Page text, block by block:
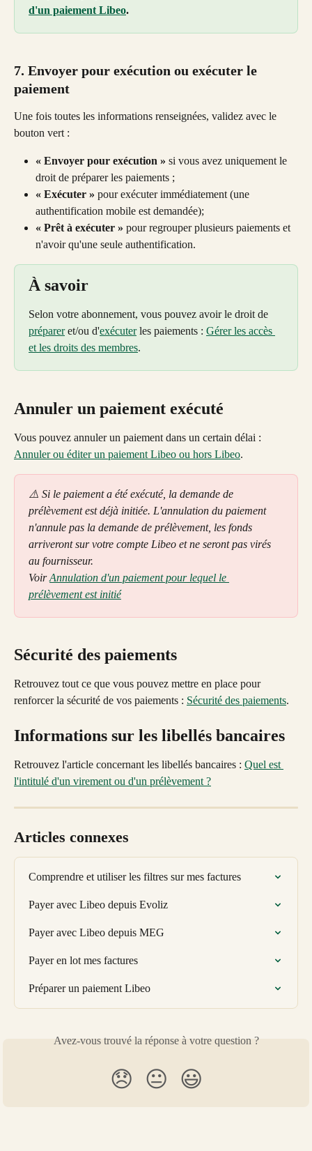
d'un paiement Libeo.
7. Envoyer pour exécution ou exécuter le
paiement
Une fois toutes les informations renseignées, validez avec le
bouton vert :
« Envoyer pour exécution » si vous avez uniquement le
droit de préparer les paiements ;
« Exécuter » pour exécuter immédiatement (une
authentification mobile est demandée);
« Prêt à exécuter » pour regrouper plusieurs paiements et
n'avoir qu'une seule authentification.
À savoir
Selon votre abonnement, vous pouvez avoir le droit de
préparer et/ou d'exécuter les paiements : Gérer les accès
et les droits des membres.
Annuler un paiement exécuté
Vous pouvez annuler un paiement dans un certain délai :
Annuler ou éditer un paiement Libeo ou hors Libeo.
⚠️ Si le paiement a été exécuté, la demande de
prélèvement est déjà initiée. L'annulation du paiement
n'annule pas la demande de prélèvement, les fonds
arriveront sur votre compte Libeo et ne seront pas virés
au fournisseur.
Voir Annulation d'un paiement pour lequel le
prélèvement est initié
Sécurité des paiements
Retrouvez tout ce que vous pouvez mettre en place pour
renforcer la sécurité de vos paiements : Sécurité des paiements.
Informations sur les libellés bancaires
Retrouvez l'article concernant les libellés bancaires : Quel est
l'intitulé d'un virement ou d'un prélèvement ?
Articles connexes
Comprendre et utiliser les filtres sur mes factures
Payer avec Libeo depuis Evoliz
Payer avec Libeo depuis MEG
Payer en lot mes factures
Préparer un paiement Libeo
Avez-vous trouvé la réponse à votre question ?
😞 😐 😃